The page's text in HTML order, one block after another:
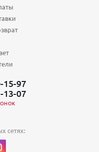
15-97
13-07
сетях: